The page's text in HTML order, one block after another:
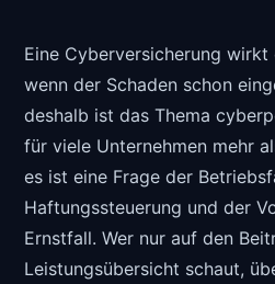
Eine Cyberversicherung
wenn der Schaden schon
deshalb ist das Thema
für viele Unternehmen mehr
es ist eine Frage der
Haftungssteuerung und der
Ernstfall. Wer nur auf den
Leistungsübersicht schaut,